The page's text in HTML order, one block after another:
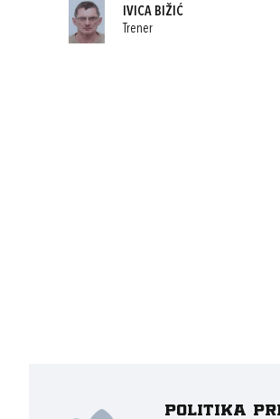
IVICA BIŽIĆ
Trener
Politika